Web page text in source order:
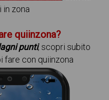
in zona
quiinzona?
punti, scopri subito
fare con quiinzona